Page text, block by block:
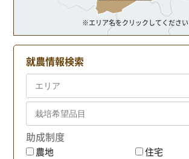
※エリア名をクリックしてください
就農情報検索
助成制度
農地
住宅